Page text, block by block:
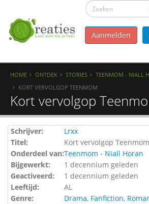
Aanmelden
HOME ONTDEK STORIES
TEENMOM - NIALL
KORT VERVOLGOP TEENMOM
Kort vervolgop
Schrijver:
Lrxx
Titel:
Kort vervolgop Teenmom
Onderdeel van:Teenmom - Niall Horan
Bijgewerkt:
1 decennium geleden
Geactiveerd:
1 decennium geleden
Leeftijd:
AL
Genre:
Drama, Fanfiction,